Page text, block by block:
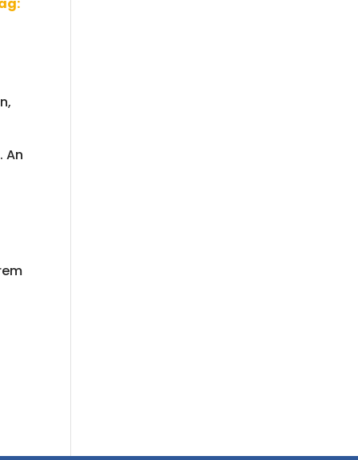
. An